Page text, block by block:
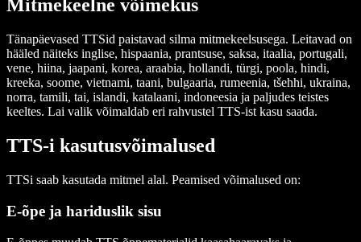
Mitmekeelne võimekus
Tänapäevased TTSid paistavad silma mitmekeelsusega. Leitavad on
hääled näiteks inglise, hispaania, prantsuse, saksa, itaalia, portugali,
vene, hiina, jaapani, korea, araabia, hollandi, türgi, poola, hindi,
kreeka, soome, vietnami, taani, bulgaaria, rumeenia, tšehhi, ukraina,
norra, tamili, tai, islandi, katalaani, indoneesia ja paljudes teistes
keeltes. Lai valik võimaldab eri rahvustel TTS-ist kasu saada.
TTS-i kasutusvõimalused
TTSi saab kasutada mitmel alal. Peamised võimalused on:
E-õpe ja hariduslik sisu